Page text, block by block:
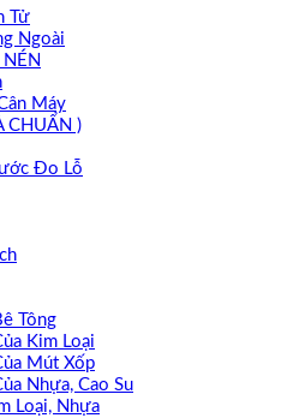
Tử
Ngoài
Máy
CHUẨN )
Đo Lỗ
Tông
Kim Loại
Mút Xốp
Nhựa, Cao Su
Loại, Nhựa